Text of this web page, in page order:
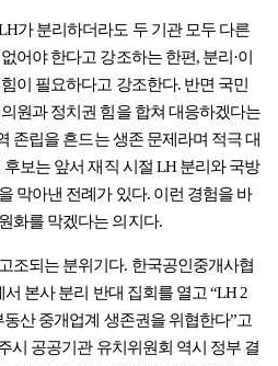
가 분리하더라도 두 기관 모두 다른
어야 한다고 강조하는 한편, 분리·이
이 필요하다고 강조한다. 반면 국민
원과 정치권 힘을 합쳐 대응하겠다는
존립을 흔드는 생존 문제라며 적극 대
보는 앞서 재직 시절 LH 분리와 국방
막아낸 전례가 있다. 이런 경험을 바
화를 막겠다는 의지다.
조되는 분위기다. 한국공인중개사협
본사 분리 반대 집회를 열고 “LH 2
산 중개업계 생존권을 위협한다”고
시 공공기관 유치위원회 역시 정부 결